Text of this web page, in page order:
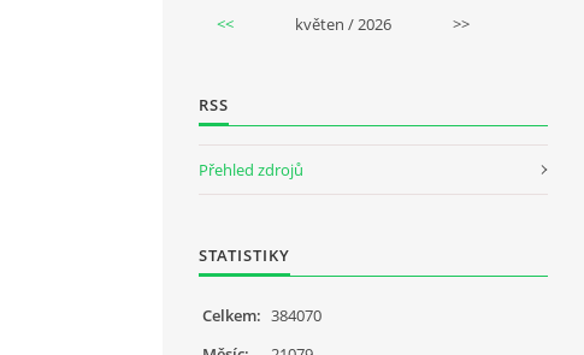
<< květen / 2026 >>
RSS
Přehled zdrojů
STATISTIKY
Celkem: 384070